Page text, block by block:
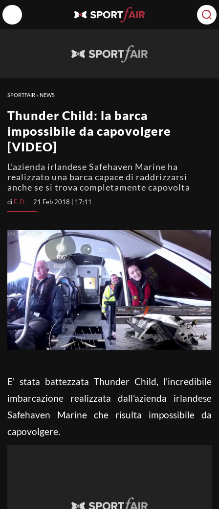
SPORTFAIR » NEWS
Thunder Child: la barca
impossibile da capovolgere
[VIDEO]
L’azienda irlandese Safehaven Marine ha
realizzato una barca capace di raddrizzarsi
anche se si trova completamente capovolta
di F. D. 21 Feb 2018 | 17:11
E’ stata battezzata Thunder Child, l’incredibile
imbarcazione realizzata dall’azienda irlandese
Safehaven Marine che risulta impossibile da
capovolgere.